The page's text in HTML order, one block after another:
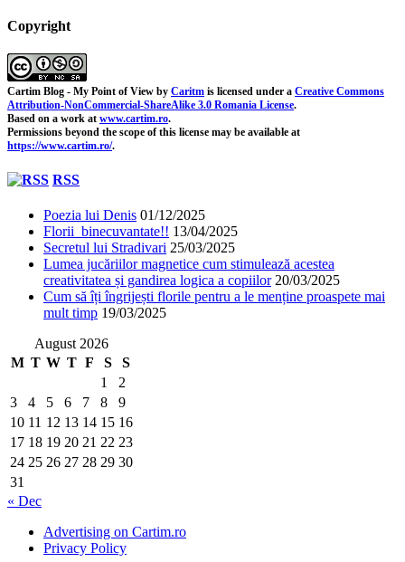
Copyright
Cartim Blog - My Point of View by Caritm is licensed under a Creative Commons
Attribution-NonCommercial-ShareAlike 3.0 Romania License.
Based on a work at www.cartim.ro.
Permissions beyond the scope of this license may be available at
https://www.cartim.ro/.
RSS
Poezia lui Denis 01/12/2025
Florii binecuvantate!! 13/04/2025
Secretul lui Stradivari 25/03/2025
Lumea jucăriilor magnetice cum stimulează acestea
creativitatea și gandirea logica a copiilor 20/03/2025
Cum să îți îngrijești florile pentru a le menține proaspete mai
mult timp 19/03/2025
August 2026
M T W T F S
S
1
2
3
4 5 6 7 8
9
10 11 12 13 14 15 16
17 18 19 20 21 22 23
24 25 26 27 28 29 30
31
« Dec
Advertising on Cartim.ro
Privacy Policy